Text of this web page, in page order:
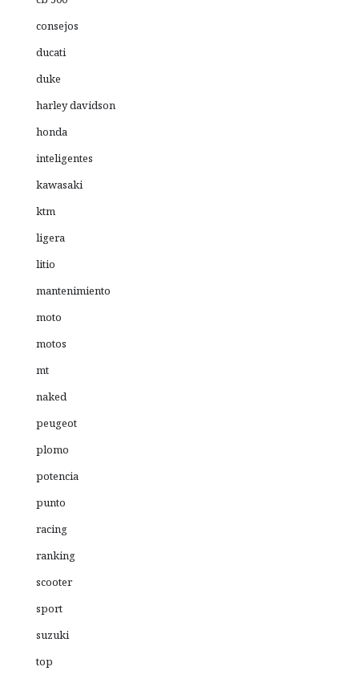
consejos
ducati
duke
harley davidson
honda
inteligentes
kawasaki
ktm
ligera
litio
mantenimiento
moto
motos
mt
naked
peugeot
plomo
potencia
punto
racing
ranking
scooter
sport
suzuki
top